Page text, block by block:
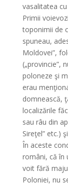
vasalitatea
Primii
toponimii de
spuneau,
Moldovei”,
(„provincie”,
poloneze şi
erau
domnească,
localizările
sau râu din
Sireţel” etc.)
În aceste
români, că în
voit fără
Poloniei, nu